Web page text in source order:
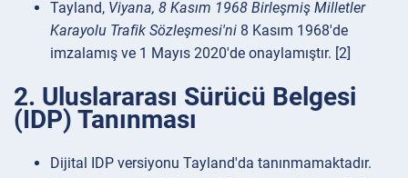
Tayland, Viyana, 8 Kasım 1968 Birleşmiş Milletler
Karayolu Trafik Sözleşmesi'ni 8 Kasım 1968'de
imzalamış ve 1 Mayıs 2020'de onaylamıştır. [2]
2. Uluslararası Sürücü Belgesi
(IDP) Tanınması
Dijital IDP versiyonu Tayland'da tanınmamaktadır.